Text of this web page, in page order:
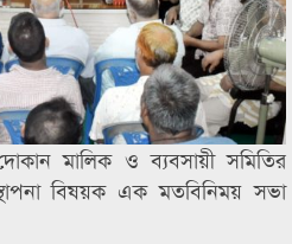
মালিক ও ব্যবসায়ী সমিতির
বিষয়ক এক মতবিনিময় সভা